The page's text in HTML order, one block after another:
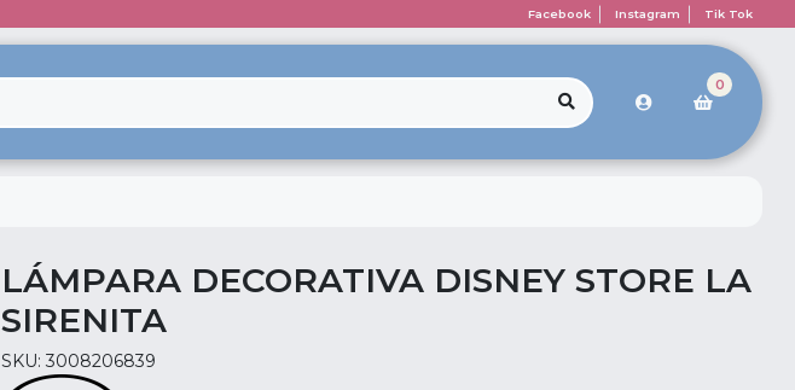
Facebook Instagram Tik Tok
0
LÁMPARA DECORATIVA DISNEY STORE LA
SIRENITA
SKU: 3008206839